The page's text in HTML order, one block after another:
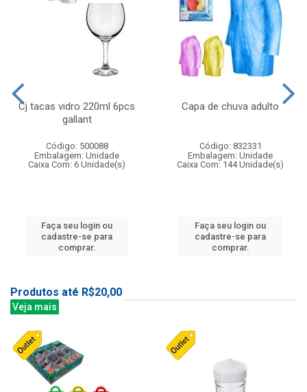
Cj tacas vidro 220ml 6pcs
gallant
Código: 500088
Embalagem: Unidade
Caixa Com: 6 Unidade(s)
Faça seu login ou
cadastre-se para
comprar.
Capa de chuva adulto
Código: 832331
Embalagem: Unidade
Caixa Com: 144 Unidade(s)
Faça seu login ou
cadastre-se para
comprar.
Produtos até R$20,00
Veja mais